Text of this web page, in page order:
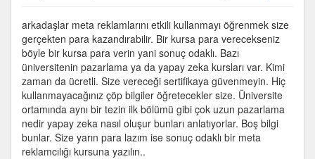
internet
reklamcılığı
kursu
size
para
kazandırabilir
için
arkadaşlar meta reklamlarını etkili kullanmayı öğrenmek size
gerçekten para kazandırabilir. Bir kursa para verecekseniz
böyle bir kursa para verin yani sonuç odaklı. Bazı
üniversitenin pazarlama ya da yapay zeka kursları var. Kimi
zaman da ücretli. Size vereceği sertifikaya güvenmeyin. Hiç
kullanmayacağınız çöp bilgiler öğretecekler size. Üniversite
ortamında aynı bir tezin ilk bölümü gibi çok uzun pazarlama
nedir yapay zeka nasıl oluşur bunları anlatıyorlar. Boş bilgi
bunlar. Size yarın para lazım ise sonuç odaklı bir meta
reklamcılığı kursuna yazılın..